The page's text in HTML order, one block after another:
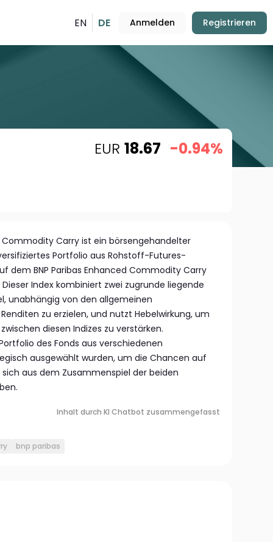
EN DE Anmelden Registrieren
EUR 18.67 -0.94%
Carry ist ein börsengehandelter
Portfolio aus Rohstoff-Futures-
dem BNP Paribas Enhanced Commodity Carry
Dieser Index kombiniert zwei zugrunde liegende
unabhängig von den allgemeinen
zu erzielen, und nutzt Hebelwirkung, um
diesen Indizes zu verstärken.
des Fonds aus verschiedenen
ausgewählt wurden, um die Chancen auf
aus dem Zusammenspiel der beiden
Inhalt durch KI Chatbot zusammengefasst
bnp paribas